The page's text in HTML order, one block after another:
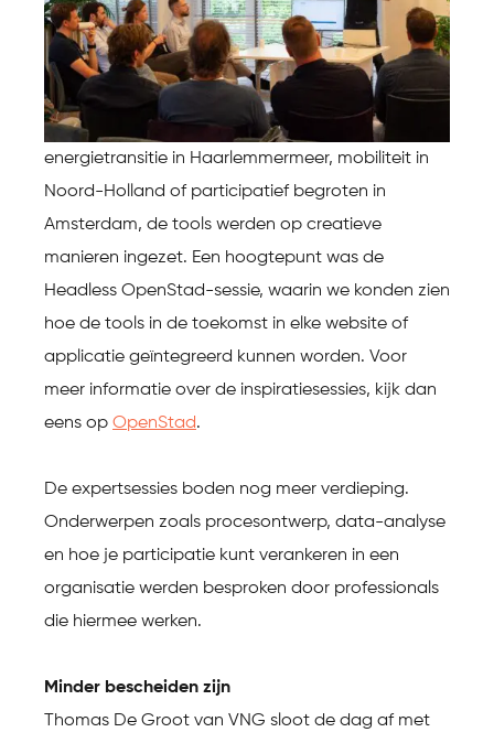
energietransitie in Haarlemmermeer, mobiliteit in
Noord-Holland of participatief begroten in
Amsterdam, de tools werden op creatieve
manieren ingezet. Een hoogtepunt was de
Headless OpenStad-sessie, waarin we konden zien
hoe de tools in de toekomst in elke website of
applicatie geïntegreerd kunnen worden. Voor
meer informatie over de inspiratiesessies, kijk dan
eens op OpenStad.
De expertsessies boden nog meer verdieping.
Onderwerpen zoals procesontwerp, data-analyse
en hoe je participatie kunt verankeren in een
organisatie werden besproken door professionals
die hiermee werken.
Minder bescheiden zijn
Thomas De Groot van VNG sloot de dag af met